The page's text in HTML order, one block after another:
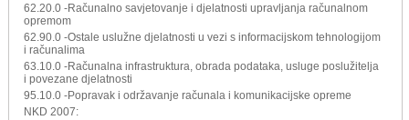
62.20.0 -Računalno savjetovanje i djelatnosti upravljanja računalnom
opremom
62.90.0 -Ostale uslužne djelatnosti u vezi s informacijskom tehnologijom
i računalima
63.10.0 -Računalna infrastruktura, obrada podataka, usluge poslužitelja
i povezane djelatnosti
95.10.0 -Popravak i održavanje računala i komunikacijske opreme
NKD 2007: